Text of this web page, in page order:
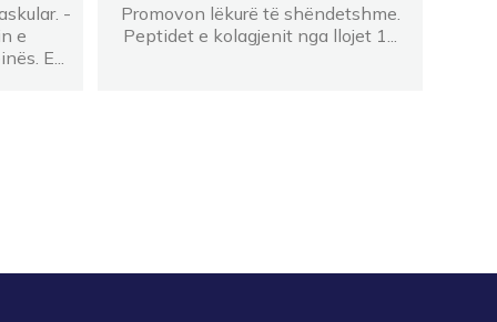
-
e
E...
Promovon lëkurë të shëndetshme.
Peptidet e kolagjenit nga llojet 1...